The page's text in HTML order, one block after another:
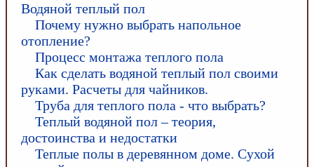
Водяной теплый пол
Почему нужно выбрать напольное
отопление?
Процесс монтажа теплого пола
Как сделать водяной теплый пол своими
руками. Расчеты для чайников.
Труба для теплого пола - что выбрать?
Теплый водяной пол – теория,
достоинства и недостатки
Теплые полы в деревянном доме. Сухой